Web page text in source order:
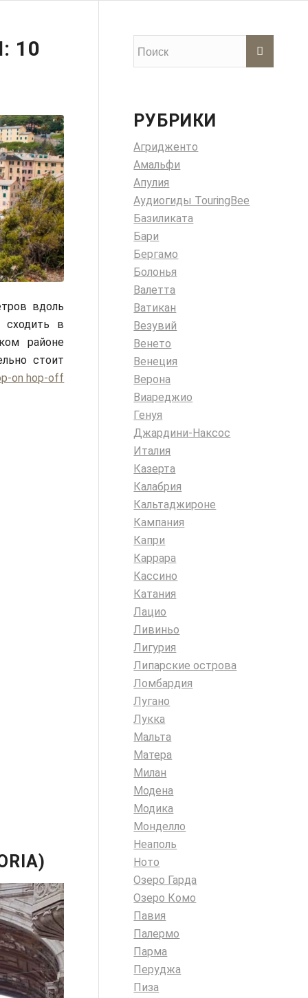
10
вдоль
сходить в
районе
стоит
on hop-off
РУБРИКИ
Агридженто
Амальфи
Апулия
Аудиогиды TouringBee
Базиликата
Бари
Бергамо
Болонья
Валетта
Ватикан
Везувий
Венето
Венеция
Верона
Виареджио
Генуя
Джардини-Наксос
Италия
Казерта
Калабрия
Кальтаджироне
Кампания
Капри
Каррара
Кассино
Катания
Лацио
Ливиньо
Лигурия
Липарские острова
Ломбардия
Лугано
Лукка
Мальта
Матера
Милан
Модена
Модика
Монделло
Неаполь
Ното
Озеро Гарда
Озеро Комо
Павия
Палермо
Парма
Перуджа
Пиза